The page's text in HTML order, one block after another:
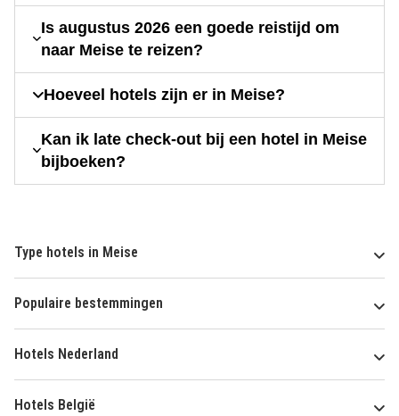
Is augustus 2026 een goede reistijd om
naar Meise te reizen?
Hoeveel hotels zijn er in Meise?
Kan ik late check-out bij een hotel in Meise
bijboeken?
Type hotels in Meise
Populaire bestemmingen
Hotels Nederland
Hotels België